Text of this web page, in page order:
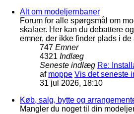
Alt om modeljernbaner
Forum for alle spørgsmål om
skalaer. Her kan du debattere
emner, der ikke finder plads i de
747 Emner
4321 Indlæg
Seneste indlæg Re:
af moppe Vis det seneste
31 jul 2026, 18:10
Køb, salg, bytte og
Mangler du noget til din